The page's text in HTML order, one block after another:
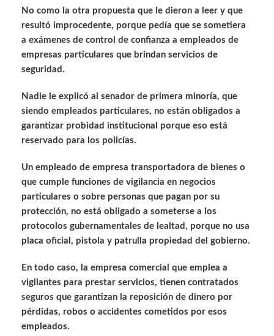
No como la otra propuesta que le dieron a leer y que
resultó improcedente, porque pedía que se sometiera
a exámenes de control de confianza a empleados de
empresas particulares que brindan servicios de
seguridad.
Nadie le explicó al senador de primera minoría, que
siendo empleados particulares, no están obligados a
garantizar probidad institucional porque eso está
reservado para los policías.
Un empleado de empresa transportadora de bienes o
que cumple funciones de vigilancia en negocios
particulares o sobre personas que pagan por su
protección, no está obligado a someterse a los
protocolos gubernamentales de lealtad, porque no usa
placa oficial, pistola y patrulla propiedad del gobierno.
En todo caso, la empresa comercial que emplea a
vigilantes para prestar servicios, tienen contratados
seguros que garantizan la reposición de dinero por
pérdidas, robos o accidentes cometidos por esos
empleados.